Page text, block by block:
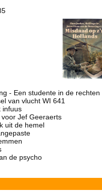
- Een studente in de rechten
van vlucht WI 641
infuus
Jef Geeraerts
uit de hemel
de psycho